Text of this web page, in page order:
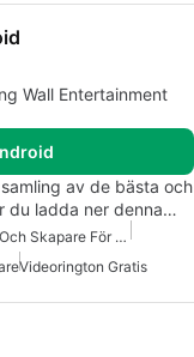
Wall Entertainment
av de bästa och
du ladda ner denna…
Ringsignal Klippare Och Skapare För Android
Videorington Gratis